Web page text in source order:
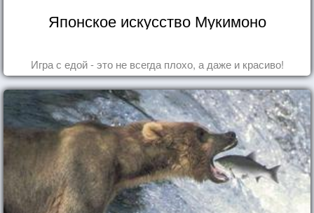
Японское искусство Мукимоно
Игра с едой - это не всегда плохо, а даже и красиво!